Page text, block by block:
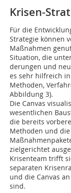
Krisen-
Für die
Strategie können
Maßnahmen
Situation, die
derungen und
es sehr hilfreich
Methoden,
Abbildung 3).
Die Canvas
wesentlichen
die bereits
Methoden und
zielgerichtet
Krisenteam trifft
separaten
und die Canvas
sind.